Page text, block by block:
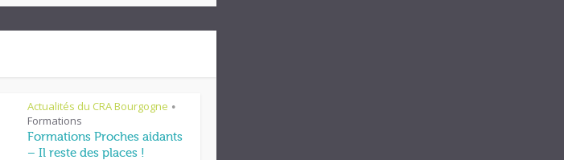
Actualités du CRA Bourgogne •
Formations
Formations Proches aidants
– Il reste des places !